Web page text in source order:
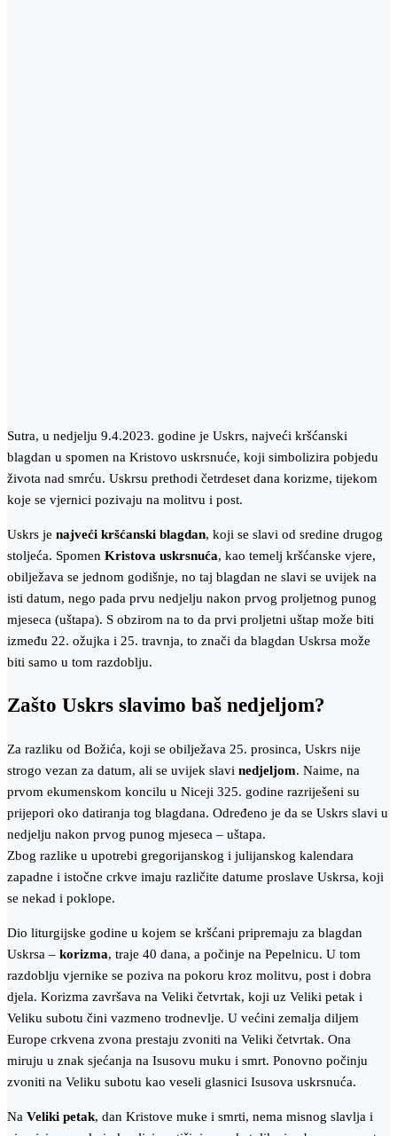
Sutra, u nedjelju 9.4.2023. godine je Uskrs, najveći kršćanski
blagdan u spomen na Kristovo uskrsnuće, koji simbolizira pobjedu
života nad smrću. Uskrsu prethodi četrdeset dana korizme, tijekom
koje se vjernici pozivaju na molitvu i post.
Uskrs je najveći kršćanski blagdan, koji se slavi od sredine drugog
stoljeća. Spomen Kristova uskrsnuća, kao temelj kršćanske vjere,
obilježava se jednom godišnje, no taj blagdan ne slavi se uvijek na
isti datum, nego pada prvu nedjelju nakon prvog proljetnog punog
mjeseca (uštapa). S obzirom na to da prvi proljetni uštap može biti
između 22. ožujka i 25. travnja, to znači da blagdan Uskrsa može
biti samo u tom razdoblju.
Zašto Uskrs slavimo baš nedjeljom?
Za razliku od Božića, koji se obilježava 25. prosinca, Uskrs nije
strogo vezan za datum, ali se uvijek slavi nedjeljom. Naime, na
prvom ekumenskom koncilu u Niceji 325. godine razriješeni su
prijepori oko datiranja tog blagdana. Određeno je da se Uskrs slavi u
nedjelju nakon prvog punog mjeseca – uštapa.
Zbog razlike u upotrebi gregorijanskog i julijanskog kalendara
zapadne i istočne crkve imaju različite datume proslave Uskrsa, koji
se nekad i poklope.
Dio liturgijske godine u kojem se kršćani pripremaju za blagdan
Uskrsa – korizma, traje 40 dana, a počinje na Pepelnicu. U tom
razdoblju vjernike se poziva na pokoru kroz molitvu, post i dobra
djela. Korizma završava na Veliki četvrtak, koji uz Veliki petak i
Veliku subotu čini vazmeno trodnevlje. U većini zemalja diljem
Europe crkvena zvona prestaju zvoniti na Veliki četvrtak. Ona
miruju u znak sjećanja na Isusovu muku i smrt. Ponovno počinju
zvoniti na Veliku subotu kao veseli glasnici Isusova uskrsnuća.
Na Veliki petak, dan Kristove muke i smrti, nema misnog slavlja i